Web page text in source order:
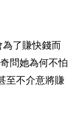
了賺快錢而
問她為何不怕
至不介意將賺